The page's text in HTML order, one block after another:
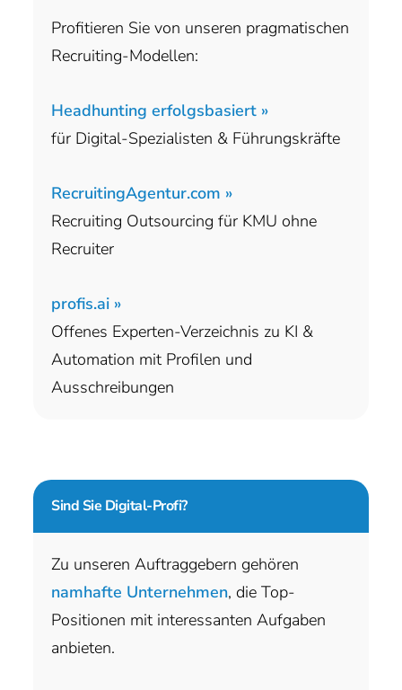
Profitieren Sie von unseren pragmatischen
Recruiting-Modellen:
Headhunting erfolgsbasiert »
für Digital-Spezialisten & Führungskräfte
RecruitingAgentur.com »
Recruiting Outsourcing für KMU ohne
Recruiter
profis.ai »
Offenes Experten-Verzeichnis zu KI &
Automation mit Profilen und
Ausschreibungen
Sind Sie Digital-Profi?
Zu unseren Auftraggebern gehören
namhafte Unternehmen, die Top-
Positionen mit interessanten Aufgaben
anbieten.